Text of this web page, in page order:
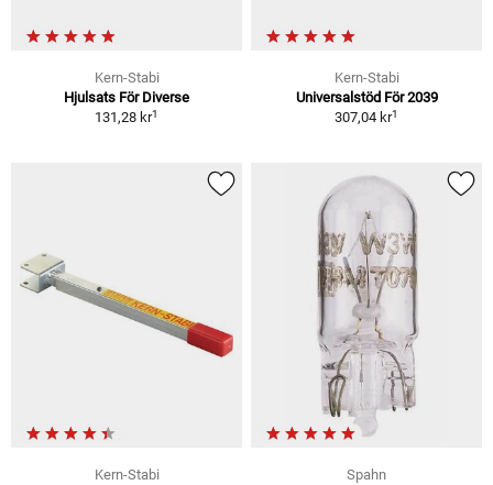
Kern-Stabi
Hjulsats För Diverse
131,28 kr1
Kern-Stabi
Universalstöd För 2039
307,04 kr1
Kern-Stabi
Spahn